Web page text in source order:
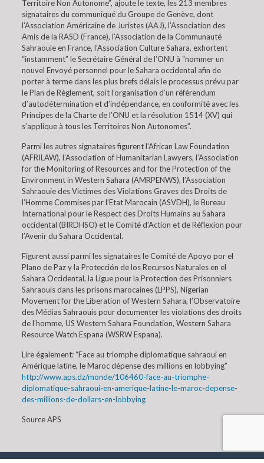
Territoire Non Autonome”, ajoute le texte, les 213 membres
signataires du communiqué du Groupe de Genève, dont
l’Association Américaine de Juristes (AAJ), l’Association des
Amis de la RASD (France), l’Association de la Communauté
Sahraouie en France, l’Association Culture Sahara, exhortent
“instamment” le Secrétaire Général de l’ONU à “nommer un
nouvel Envoyé personnel pour le Sahara occidental afin de
porter à terme dans les plus brefs délais le processus prévu par
le Plan de Règlement, soit l’organisation d’un référendum
d’autodétermination et d’indépendance, en conformité avec les
Principes de la Charte de l’ONU et la résolution 1514 (XV) qui
s’applique à tous les Territoires Non Autonomes”.
Parmi les autres signataires figurent l’African Law Foundation
(AFRILAW), l’Association of Humanitarian Lawyers, l’Association
for the Monitoring of Resources and for the Protection of the
Environment in Western Sahara (AMRPENWS), l’Association
Sahraouie des Victimes des Violations Graves des Droits de
l’Homme Commises par l’Etat Marocain (ASVDH), le Bureau
International pour le Respect des Droits Humains au Sahara
occidental (BIRDHSO) et le Comité d’Action et de Réflexion pour
l’Avenir du Sahara Occidental.
Figurent aussi parmi les signataires le Comité de Apoyo por el
Plano de Paz y la Protección de los Recursos Naturales en el
Sahara Occidental, la Ligue pour la Protection des Prisonniers
Sahraouis dans les prisons marocaines (LPPS), Nigerian
Movement for the Liberation of Western Sahara, l’Observatoire
des Médias Sahraouis pour documenter les violations des droits
de l’homme, US Western Sahara Foundation, Western Sahara
Resource Watch Espana (WSRW Espana).
Lire également: “Face au triomphe diplomatique sahraoui en
Amérique latine, le Maroc dépense des millions en lobbying”
http://www.aps.dz/monde/106460-face-au-triomphe-
diplomatique-sahraoui-en-amerique-latine-le-maroc-depense-
des-millions-de-dollars-en-lobbying
Source APS